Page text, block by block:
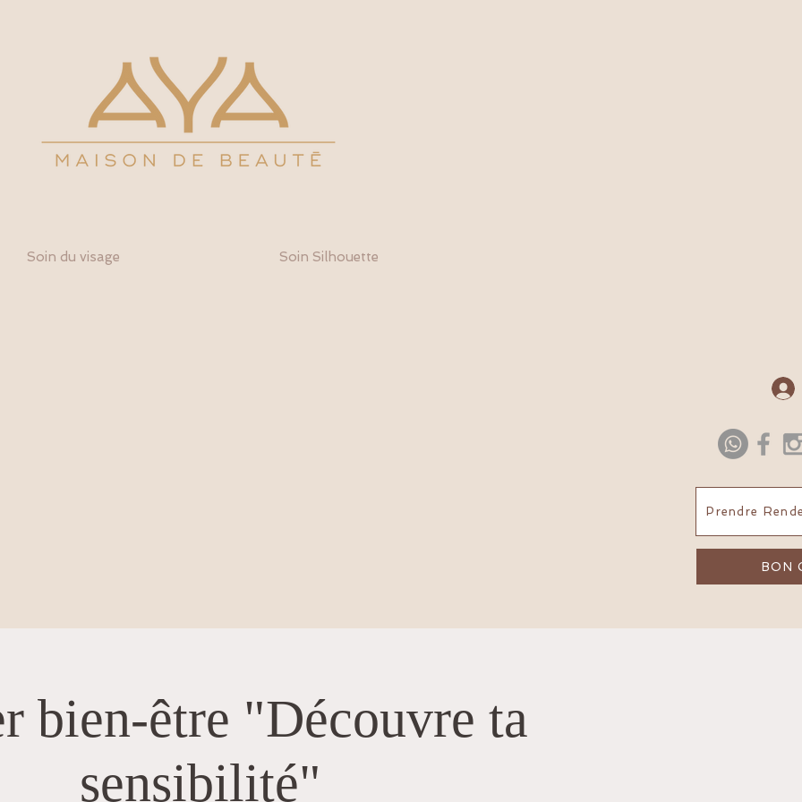
Soin du visage Soin Silhouette
Prendre
BON
bien-être "Découvre ta
sensibilité"